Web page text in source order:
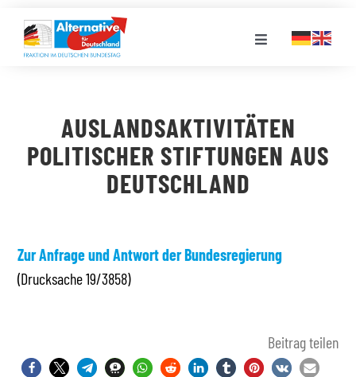
Inhalt
springen
Toggle
LANDESGRUPPEN
VERANSTALTUNGEN
PRESSE
MEDIATHEK
AUSLANDSAKTIVITÄTEN
POLITISCHER STIFTUNGEN AUS
DEUTSCHLAND
Zur Anfrage und Antwort der Bundesregierung
(Drucksache 19/3858)
Beitrag teilen